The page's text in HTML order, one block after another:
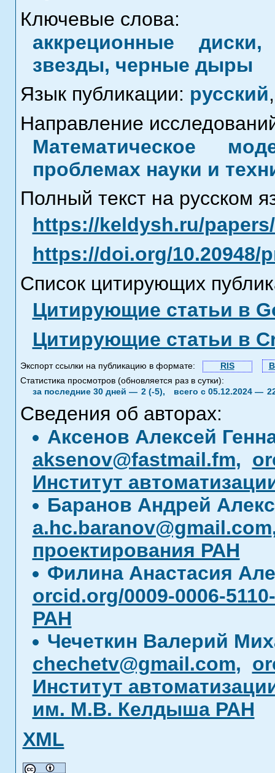
Ключевые слова:
аккреционные
звезды, черные дыры
Язык публикации: русский,
Направление
Математическое
проблемах науки и
Полный текст на русском
https://keldysh.ru/
https://doi.org/10.20948/
Список цитирующих
Цитирующие статьи в
Цитирующие статьи в
Экспорт ссылки на публикацию в формате: RIS
Статистика просмотров (обновляется раз в сутки):
за последние 30 дней — 2 (-5), всего с 05.12.2024 —
Сведения об авторах:
Аксенов Алексей
aksenov@fastmail.fm,
Институт
Баранов Андрей
a.hc.baranov@gmail.com
проектирования РАН
Филина Анастасия
orcid.org/0009-0006-
РАН
Чечеткин Валерий
chechetv@gmail.com,
Институт
им. М.В. Келдыша РАН
XML